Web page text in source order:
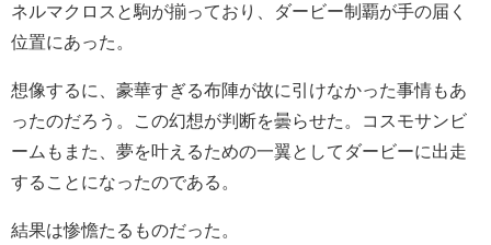
ネルマクロスと駒が揃っており、ダービー制覇が手の届く
位置にあった。
想像するに、豪華すぎる布陣が故に引けなかった事情もあ
ったのだろう。この幻想が判断を曇らせた。コスモサンビ
ームもまた、夢を叶えるための一翼としてダービーに出走
することになったのである。
結果は惨憺たるものだった。